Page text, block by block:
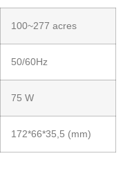
100~277 acres
50/60Hz
75 W
172*66*35,5 (mm)